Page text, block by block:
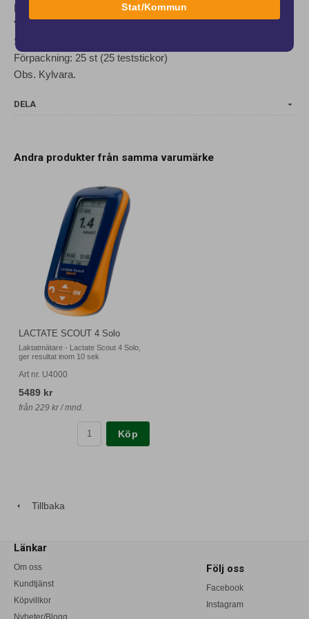
Lactate Scout +
"Sip In"-sensorer för automatisk provupptagning
Sensorn måste sättas i laktatmätaren innan provtagning
Förpackning: 25 st (25 teststickor)
Obs. Kylvara.
DELA
Andra produkter från samma varumärke
LACTATE SCOUT 4 Solo
Laktatmätare - Lactate Scout 4 Solo,
ger resultat inom 10 sek
Art nr. U4000
5489 kr
från 229 kr / mnd.
Köp
Tillbaka
Länkar
Om oss
Kundtjänst
Köpvillkor
Nyheter/Blogg
Följ oss
Facebook
Instagram
Stat/Kommun